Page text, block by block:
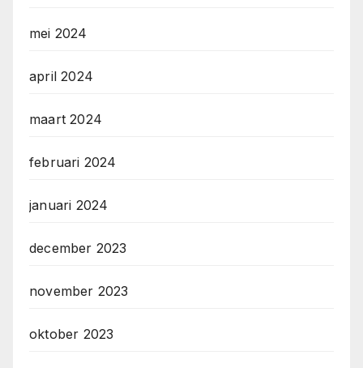
mei 2024
april 2024
maart 2024
februari 2024
januari 2024
december 2023
november 2023
oktober 2023